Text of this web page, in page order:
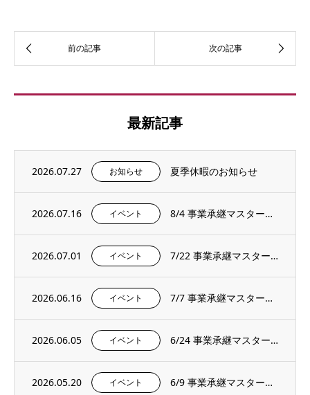
最新記事
2026.07.27 お知らせ 夏季休暇のお知らせ
2026.07.16 イベント 8/4 事業承継マスタープログラムプレセミナー＆説明会を開催いたします。
2026.07.01 イベント 7/22 事業承継マスタープログラムプレセミナー＆説明会を開催いたします。
2026.06.16 イベント 7/7 事業承継マスタープログラムプレセミナー＆説明会を開催いたします。
2026.06.05 イベント 6/24 事業承継マスタープログラムプレセミナー＆説明会を開催いたします。
2026.05.20 イベント 6/9 事業承継マスタープログラムプレセミナー＆説明会を開催いたします。